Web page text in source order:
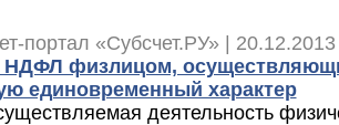
портал «Субсчет.РУ» |
НДФЛ физлицом,
единовременный характер
деятельность